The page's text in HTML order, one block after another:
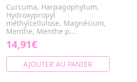
Curcuma, Harpagophytum,
Hydroxypropyl
méthylcellulose, Magnésium,
Menthe, Menthe p...
14,91€
AJOUTER AU PANIER